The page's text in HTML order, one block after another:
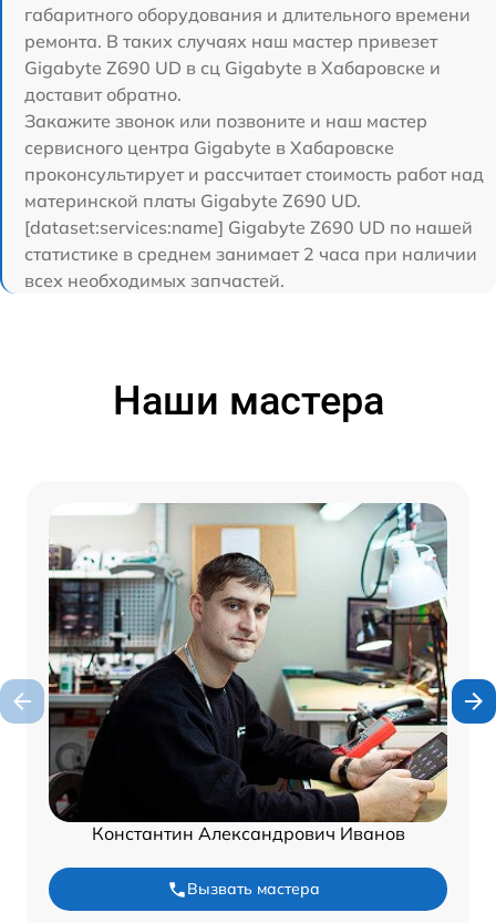
габаритного оборудования и длительного времени
ремонта. В таких случаях наш мастер привезет
Gigabyte Z690 UD в сц Gigabyte в Хабаровске и
доставит обратно.
Закажите звонок или позвоните и наш мастер
сервисного центра Gigabyte в Хабаровске
проконсультирует и рассчитает стоимость работ над
материнской платы Gigabyte Z690 UD.
[dataset:services:name] Gigabyte Z690 UD по нашей
статистике в среднем занимает 2 часа при наличии
всех необходимых запчастей.
Наши мастера
Константин Александрович Иванов
Вызвать мастера